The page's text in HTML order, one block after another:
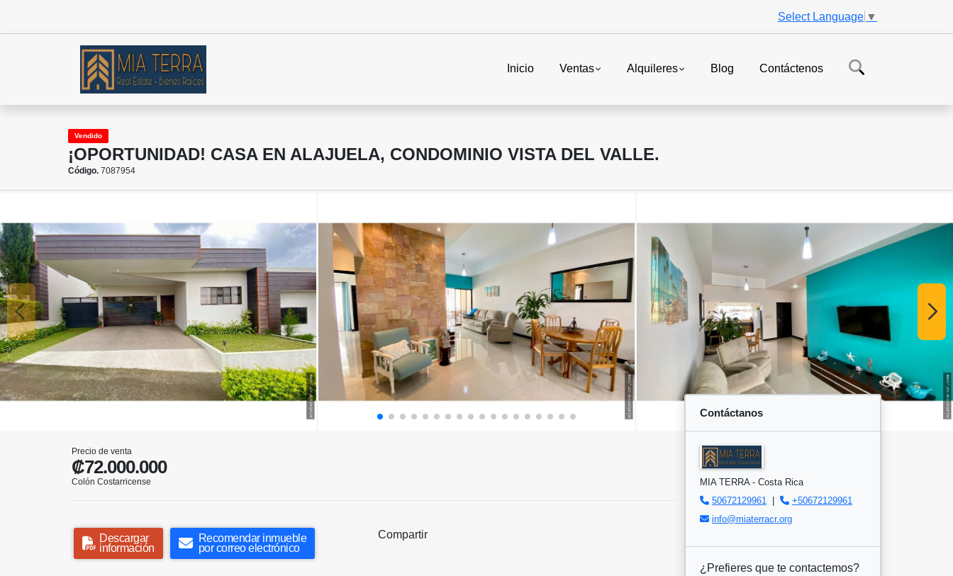
Select Language ▼
Inicio Ventas Alquileres Blog Contáctenos
Vendido
¡OPORTUNIDAD! CASA EN ALAJUELA, CONDOMINIO VISTA DEL VALLE.
Código. 7087954
Precio de venta
₡72.000.000
Colón Costarricense
Descargar
información
Recomendar inmueble
por correo electrónico
Compartir
Contáctanos
MIA TERRA - Costa Rica
50672129961
+50672129961
info@miaterracr.org
¿Prefieres que te contactemos?